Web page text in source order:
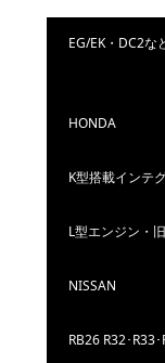
EG/EK・DC2な
HONDA
K型搭載インテ
L型エンジン・
NISSAN
RB26 R32･R33